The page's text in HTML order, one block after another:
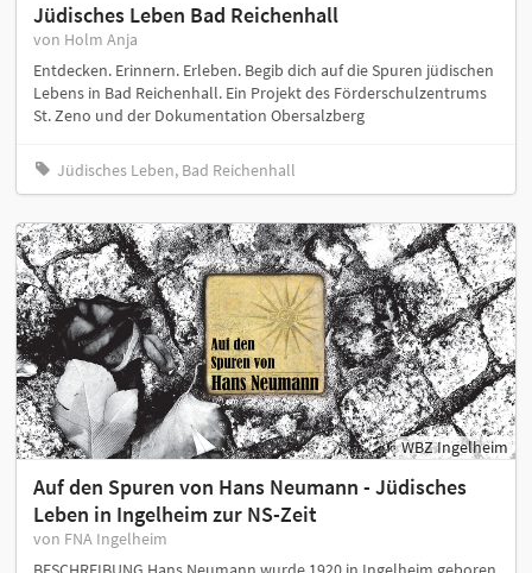
Jüdisches Leben Bad Reichenhall
von Holm Anja
Entdecken. Erinnern. Erleben. Begib dich auf die Spuren jüdischen
Lebens in Bad Reichenhall. Ein Projekt des Förderschulzentrums
St. Zeno und der Dokumentation Obersalzberg
Jüdisches Leben, Bad Reichenhall
WBZ Ingelheim
Auf den Spuren von Hans Neumann - Jüdisches
Leben in Ingelheim zur NS-Zeit
von FNA Ingelheim